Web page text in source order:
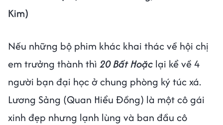
Kim)
Nếu những bộ phim khác khai thác về hội chị
em trưởng thành thì 20 Bất Hoặc lại kể về 4
người bạn đại học ở chung phòng ký túc xá.
Lương Sảng (Quan Hiểu Đồng) là một cô gái
xinh đẹp nhưng lạnh lùng và ban đầu cô